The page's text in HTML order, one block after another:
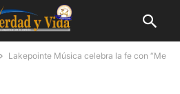
Lakepointe Música celebra la fe con “Me